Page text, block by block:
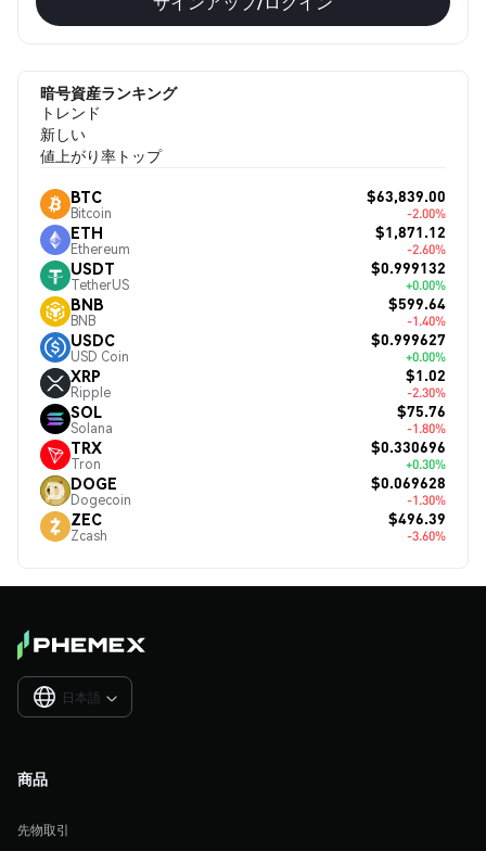
暗号資産ランキング
トレンド
新しい
値上がり率トップ
BTC
Bitcoin
$63,839.00
-2.00%
ETH
Ethereum
$1,871.12
-2.60%
USDT
TetherUS
$0.999132
+0.00%
BNB
BNB
$599.64
-1.40%
USDC
USD Coin
$0.999627
+0.00%
XRP
Ripple
$1.02
-2.30%
SOL
Solana
$75.76
-1.80%
TRX
Tron
$0.330696
+0.30%
DOGE
Dogecoin
$0.069628
-1.30%
ZEC
Zcash
$496.39
-3.60%
日本語 
商品
先物取引